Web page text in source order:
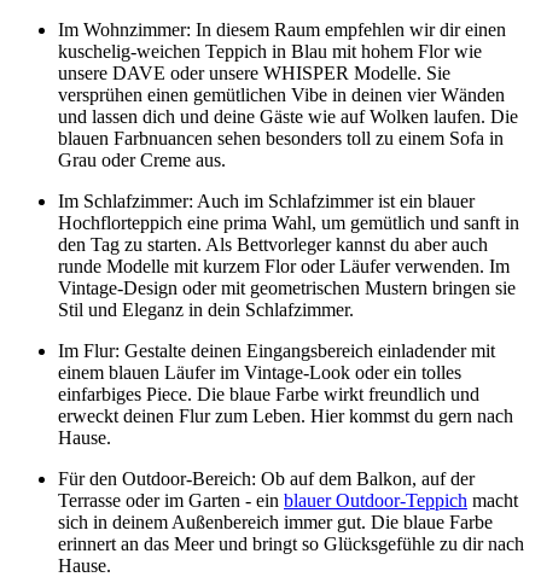
Im Wohnzimmer: In diesem Raum empfehlen wir dir einen
kuschelig-weichen Teppich in Blau mit hohem Flor wie
unsere DAVE oder unsere WHISPER Modelle. Sie
versprühen einen gemütlichen Vibe in deinen vier Wänden
und lassen dich und deine Gäste wie auf Wolken laufen. Die
blauen Farbnuancen sehen besonders toll zu einem Sofa in
Grau oder Creme aus.
Im Schlafzimmer: Auch im Schlafzimmer ist ein blauer
Hochflorteppich eine prima Wahl, um gemütlich und sanft in
den Tag zu starten. Als Bettvorleger kannst du aber auch
runde Modelle mit kurzem Flor oder Läufer verwenden. Im
Vintage-Design oder mit geometrischen Mustern bringen sie
Stil und Eleganz in dein Schlafzimmer.
Im Flur: Gestalte deinen Eingangsbereich einladender mit
einem blauen Läufer im Vintage-Look oder ein tolles
einfarbiges Piece. Die blaue Farbe wirkt freundlich und
erweckt deinen Flur zum Leben. Hier kommst du gern nach
Hause.
Für den Outdoor-Bereich: Ob auf dem Balkon, auf der
Terrasse oder im Garten - ein blauer Outdoor-Teppich macht
sich in deinem Außenbereich immer gut. Die blaue Farbe
erinnert an das Meer und bringt so Glücksgefühle zu dir nach
Hause.